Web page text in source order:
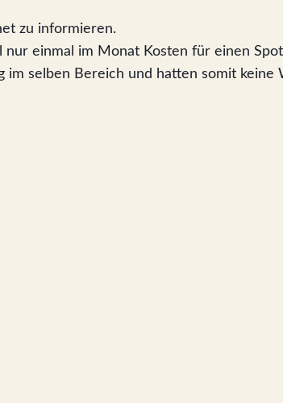
zu informieren.
nur einmal im Monat Kosten für einen
selben Bereich und hatten somit keine